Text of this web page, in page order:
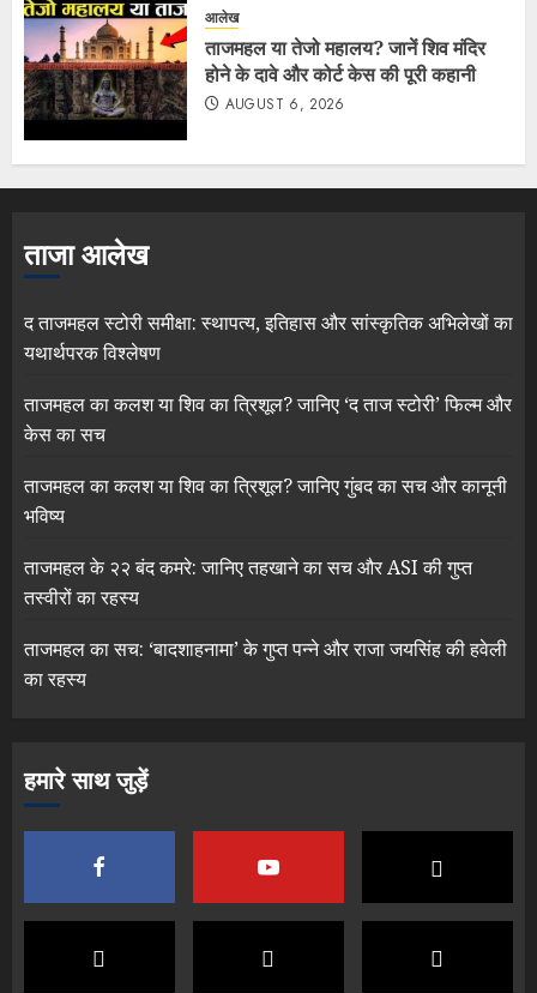
आलेख
ताजमहल या तेजो महालय? जानें शिव मंदिर
होने के दावे और कोर्ट केस की पूरी कहानी
AUGUST 6, 2026
ताजा आलेख
द ताजमहल स्टोरी समीक्षा: स्थापत्य, इतिहास और सांस्कृतिक अभिलेखों का
यथार्थपरक विश्लेषण
ताजमहल का कलश या शिव का त्रिशूल? जानिए ‘द ताज स्टोरी’ फिल्म और
केस का सच
ताजमहल का कलश या शिव का त्रिशूल? जानिए गुंबद का सच और कानूनी
भविष्य
ताजमहल के २२ बंद कमरे: जानिए तहखाने का सच और ASI की गुप्त
तस्वीरों का रहस्य
ताजमहल का सच: ‘बादशाहनामा’ के गुप्त पन्ने और राजा जयसिंह की हवेली
का रहस्य
हमारे साथ जुड़ें